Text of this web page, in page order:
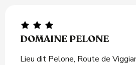
DOMAINE PELONE
Lieu dit Pelone, Route de